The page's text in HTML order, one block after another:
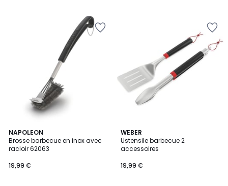
NAPOLEON
Brosse barbecue en inox avec
racloir 62063
19,99 €
WEBER
Ustensile barbecue 2
accessoires
19,99 €